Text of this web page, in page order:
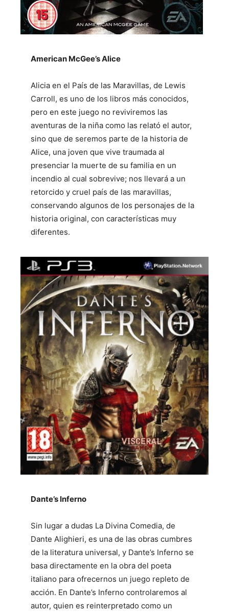
American McGee’s Alice
Alicia en el País de las Maravillas, de Lewis
Carroll, es uno de los libros más conocidos,
pero en este juego no reviviremos las
aventuras de la niña como las relató el autor,
sino que de seremos parte de la historia de
Alice, una joven que vive traumada al
presenciar la muerte de su familia en un
incendio al cual sobrevive; nos llevará a un
retorcido y cruel país de las maravillas,
conservando algunos de los personajes de la
historia original, con características muy
diferentes.
Dante’s Inferno
Sin lugar a dudas La Divina Comedia, de
Dante Alighieri, es una de las obras cumbres
de la literatura universal, y Dante’s Inferno se
basa directamente en la obra del poeta
italiano para ofrecernos un juego repleto de
acción. En Dante’s Inferno controlaremos al
autor, quien es reinterpretado como un